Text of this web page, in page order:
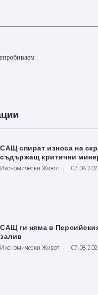
САЩ спират износа на
съдържащ критични
Икономически Живот
САЩ ги няма в
залив
Икономически Живот